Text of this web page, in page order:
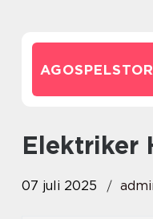
07 juli 2025